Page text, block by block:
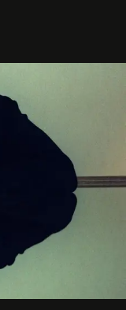
così